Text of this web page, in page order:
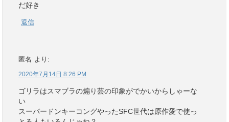
だ好き
返信
匿名 より:
2020年7月14日 8:26 PM
ゴリラはスマブラの煽り芸の印象がでかいからしゃーな
い
スーパードンキーコングやったSFC世代は原作愛で使っ